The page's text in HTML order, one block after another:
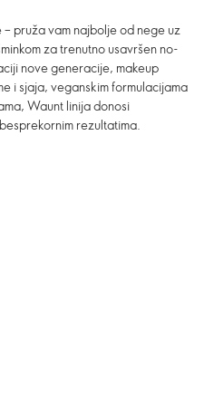
pruža vam najbolje od nege uz
za trenutno usavršen no-
nove generacije, makeup
i sjaja, veganskim formulacijama
Waunt linija donosi
rezultatima.